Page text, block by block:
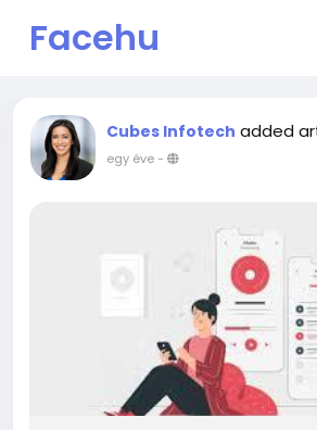
Facehu
n
Cubes Infotech added
egy éve-